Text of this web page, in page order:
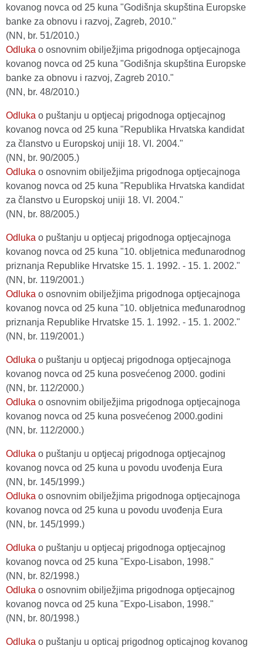
kovanog novca od 25 kuna "Godišnja skupština Europske
banke za obnovu i razvoj, Zagreb, 2010."
(NN, br. 51/2010.)
Odluka o osnovnim obilježjima prigodnoga optjecajnoga
kovanog novca od 25 kuna "Godišnja skupština Europske
banke za obnovu i razvoj, Zagreb 2010."
(NN, br. 48/2010.)
Odluka o puštanju u optjecaj prigodnoga optjecajnog
kovanog novca od 25 kuna "Republika Hrvatska kandidat
za članstvo u Europskoj uniji 18. VI. 2004."
(NN, br. 90/2005.)
Odluka o osnovnim obilježjima prigodnoga optjecajnoga
kovanog novca od 25 kuna "Republika Hrvatska kandidat
za članstvo u Europskoj uniji 18. VI. 2004."
(NN, br. 88/2005.)
Odluka o puštanju u optjecaj prigodnoga optjecajnoga
kovanog novca od 25 kuna "10. obljetnica međunarodnog
priznanja Republike Hrvatske 15. 1. 1992. - 15. 1. 2002."
(NN, br. 119/2001.)
Odluka o osnovnim obilježjima prigodnoga optjecajnoga
kovanog novca od 25 kuna "10. obljetnica međunarodnog
priznanja Republike Hrvatske 15. 1. 1992. - 15. 1. 2002."
(NN, br. 119/2001.)
Odluka o puštanju u optjecaj prigodnoga optjecajnoga
kovanog novca od 25 kuna posvećenog 2000. godini
(NN, br. 112/2000.)
Odluka o osnovnim obilježjima prigodnoga optjecajnoga
kovanog novca od 25 kuna posvećenog 2000.godini
(NN, br. 112/2000.)
Odluka o puštanju u optjecaj prigodnoga optjecajnog
kovanog novca od 25 kuna u povodu uvođenja Eura
(NN, br. 145/1999.)
Odluka o osnovnim obilježjima prigodnoga optjecajnoga
kovanog novca od 25 kuna u povodu uvođenja Eura
(NN, br. 145/1999.)
Odluka o puštanju u optjecaj prigodnoga optjecajnog
kovanog novca od 25 kuna "Expo-Lisabon, 1998."
(NN, br. 82/1998.)
Odluka o osnovnim obilježjima prigodnoga optjecajnog
kovanog novca od 25 kuna "Expo-Lisabon, 1998."
(NN, br. 80/1998.)
Odluka o puštanju u opticaj prigodnog opticajnog kovanog